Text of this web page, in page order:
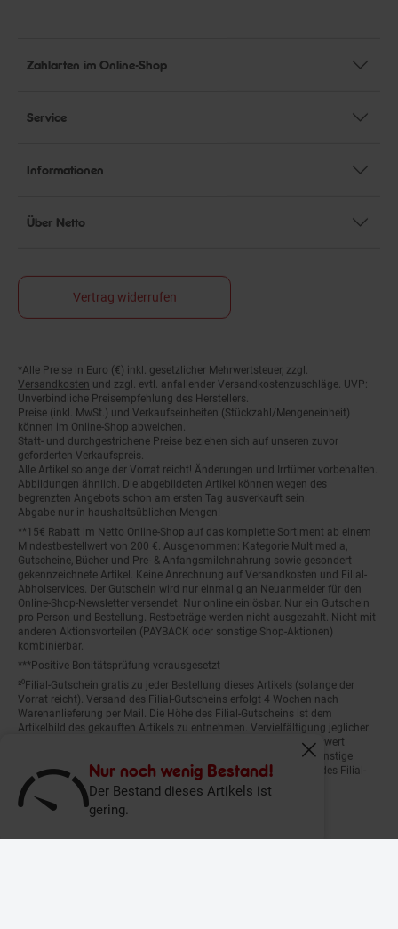
Nur noch wenig Bestand!
Der Bestand dieses Artikels ist
gering.
Fenster
Zahlarten im Online-Shop
Service
Informationen
Über Netto
Vertrag widerrufen
Fußnoten
*Alle Preise in Euro (€) inkl. gesetzlicher Mehrwertsteuer, zzgl.
Versandkosten und zzgl. evtl. anfallender Versandkostenzuschläge. UVP:
Unverbindliche Preisempfehlung des Herstellers.
Preise (inkl. MwSt.) und Verkaufseinheiten (Stückzahl/Mengeneinheit)
können im Online-Shop abweichen.
Statt- und durchgestrichene Preise beziehen sich auf unseren zuvor
geforderten Verkaufspreis.
Alle Artikel solange der Vorrat reicht! Änderungen und Irrtümer vorbehalten.
Abbildungen ähnlich. Die abgebildeten Artikel können wegen des
begrenzten Angebots schon am ersten Tag ausverkauft sein.
Abgabe nur in haushaltsüblichen Mengen!
**15€ Rabatt im Netto Online-Shop auf das komplette Sortiment ab einem
Mindestbestellwert von 200 €. Ausgenommen: Kategorie Multimedia,
Gutscheine, Bücher und Pre- & Anfangsmilchnahrung sowie gesondert
gekennzeichnete Artikel. Keine Anrechnung auf Versandkosten und Filial-
Abholservices. Der Gutschein wird nur einmalig an Neuanmelder für den
Online-Shop-Newsletter versendet. Nur online einlösbar. Nur ein Gutschein
pro Person und Bestellung. Restbeträge werden nicht ausgezahlt. Nicht mit
anderen Aktionsvorteilen (PAYBACK oder sonstige Shop-Aktionen)
kombinierbar.
***Positive Bonitätsprüfung vorausgesetzt
²⁰Filial-Gutschein gratis zu jeder Bestellung dieses Artikels (solange der
Vorrat reicht). Versand des Filial-Gutscheins erfolgt 4 Wochen nach
Warenanlieferung per Mail. Die Höhe des Filial-Gutscheins ist dem
Artikelbild des gekauften Artikels zu entnehmen. Vervielfältigung jeglicher
Art nicht gestattet. Der Filial-Gutschein ist ohne Mindesteinkaufswert
einlösbar. Nicht mit anderen Aktionsvorteilen (PAYBACK oder sonstige
Shop-Aktionen) kombinierbar. Der jeweilige Gültigkeitszeitraum des Filial-
Gutscheins ist darauf vermerkt.